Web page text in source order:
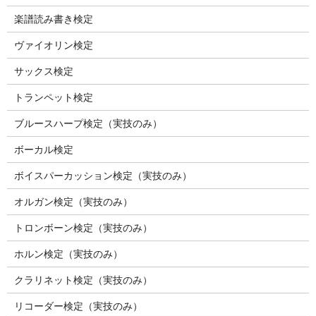
楽譜読み書き検定
ヴァイオリン検定
サックス検定
トランペット検定
ブルースハープ検定（実技のみ）
ボーカル検定
ボイスパーカッション検定（実技のみ）
オルガン検定（実技のみ）
トロンボーン検定（実技のみ）
ホルン検定（実技のみ）
クラリネット検定（実技のみ）
リコーダー検定（実技のみ）